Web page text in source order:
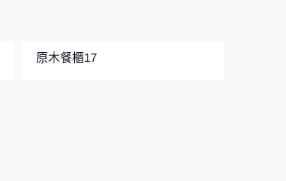
原木餐櫃17